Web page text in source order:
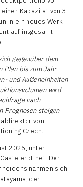
Kapazität von 3 -
in ein neues Werk
auf insgesamt
gegenüber dem
Plan bis zum Jahr
und Außeneinheiten
wird
nach
Prognosen steigen
von
Czech.
2025, unter
eröffnet. Der
nahmen sich
der